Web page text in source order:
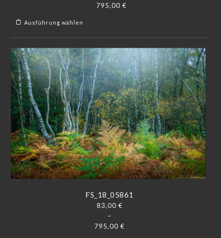
795,00 €
Ausführung wählen
FS_18_05861
83,00 €
–
795,00€